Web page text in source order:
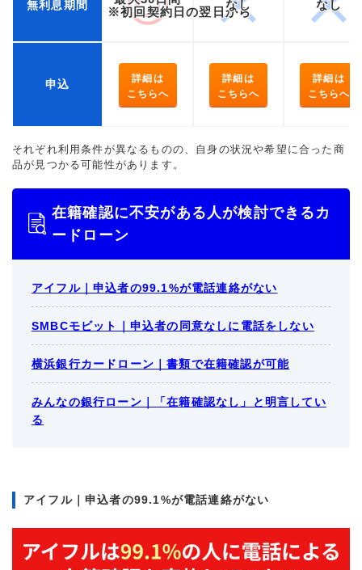
無利息期間 ※初回契約日の翌日から
なし なし
申込
詳細は
こちらへ
詳細は
こちらへ
詳細は
こちらへ
それぞれ利用条件が異なるものの、自身の状況や希望に合った商
品が見つかる可能性があります。
在籍確認に不安がある人が検討できるカ
ードローン
アイフル｜申込者の99.1%が電話連絡がない
SMBCモビット｜申込者の同意なしに電話をしない
横浜銀行カードローン｜書類で在籍確認が可能
みんなの銀行ローン｜「在籍確認なし」と明言してい
る
アイフル｜申込者の99.1%が電話連絡がない